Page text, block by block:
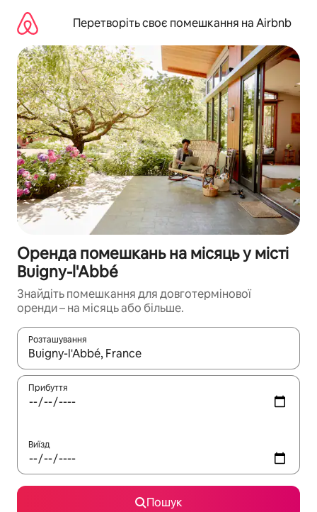
вмісту
Перетворіть своє помешкання на Airbnb
Оренда помешкань на місяць у місті
Buigny-l'Abbé
Знайдіть помешкання для довготермінової
оренди – на місяць або більше.
Розташування
Отримавши результати пошуку, використовуйте для
Прибуття
Виїзд
Пошук